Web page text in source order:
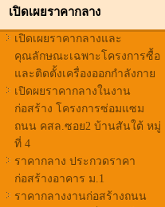
เปิดเผยราคากลาง
เปิดเผยราคากลางและ
คุณลักษณะเฉพาะโครงการซื้อ
และติดตั้งเครื่องออกกำลังกาย
เปิดผยราคากลางในงาน
ก่อสร้าง โครงการซ่อมแซม
ถนน คสล.ซอย2 บ้านสันใต้ หมู่
ที่ 4
ราคากลาง ประกวดราคา
ก่อสร้างอาคาร ม.1
ราคากลางงานก่อสร้างถนน